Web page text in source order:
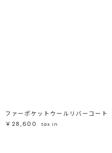
ファーポケットウールリバーコート
￥28,600
tax in